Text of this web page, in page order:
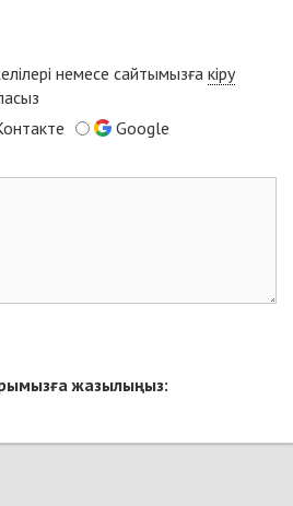
немесе сайтымызға кіру
Google
жазылыңыз: